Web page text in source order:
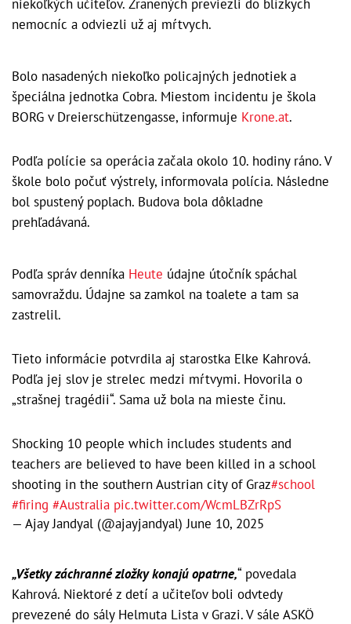
niekoľkých učiteľov. Zranených previezli do blízkych
nemocníc a odviezli už aj mŕtvych.
Bolo nasadených niekoľko policajných jednotiek a
špeciálna jednotka Cobra. Miestom incidentu je škola
BORG v Dreierschützengasse, informuje Krone.at.
Podľa polície sa operácia začala okolo 10. hodiny ráno. V
škole bolo počuť výstrely, informovala polícia. Následne
bol spustený poplach. Budova bola dôkladne
prehľadávaná.
Podľa správ denníka Heute údajne útočník spáchal
samovraždu. Údajne sa zamkol na toalete a tam sa
zastrelil.
Tieto informácie potvrdila aj starostka Elke Kahrová.
Podľa jej slov je strelec medzi mŕtvymi. Hovorila o
„strašnej tragédii“. Sama už bola na mieste činu.
Shocking 10 people which includes students and
teachers are believed to have been killed in a school
shooting in the southern Austrian city of Graz#school
#firing #Australia pic.twitter.com/WcmLBZrRpS
— Ajay Jandyal (@ajayjandyal)June 10, 2025
„Všetky záchranné zložky konajú opatrne,“ povedala
Kahrová. Niektoré z detí a učiteľov boli odvtedy
prevezené do sály Helmuta Lista v Grazi. V sále ASKÖ